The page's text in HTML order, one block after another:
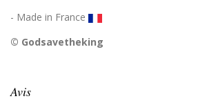
- Made in France
© Godsavetheking
Avis